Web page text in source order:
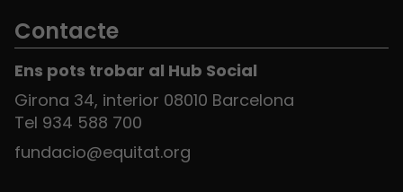
Contacte
Ens pots trobar al Hub Social
Girona 34, interior 08010 Barcelona
Tel 934 588 700
fundacio@equitat.org